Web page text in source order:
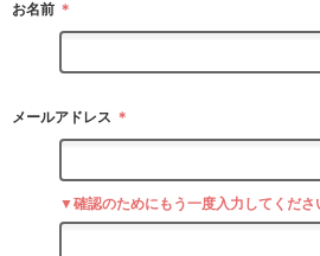
お名前 ＊
メールアドレス ＊
▼確認のためにもう一度入力してくださ